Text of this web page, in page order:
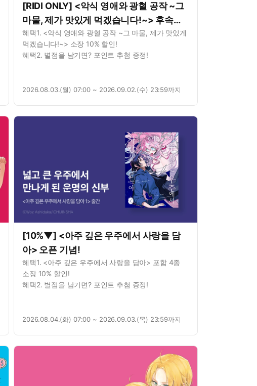
[RIDI ONLY] <악식 영애와 광혈 공작 ~그
마물, 제가 맛있게 먹겠습니다!~> 후속권
UP!
혜택1. <악식 영애와 광혈 공작 ~그 마물, 제가 맛있게
먹겠습니다!~> 소장 10% 할인!
혜택2. 별점을 남기면? 포인트 추첨 증정!
2026.08.03.(월) 07:00 ~ 2026.09.02.(수) 23:59까지
[10%▼] <아주 깊은 우주에서 사랑을 담
아> 오픈 기념!
혜택1. <아주 깊은 우주에서 사랑을 담아> 포함 4종
소장 10% 할인!
혜택2. 별점을 남기면? 포인트 추첨 증정!
2026.08.04.(화) 07:00 ~ 2026.09.03.(목) 23:59까지